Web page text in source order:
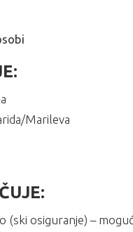
Marileva
(ski osiguranje) –